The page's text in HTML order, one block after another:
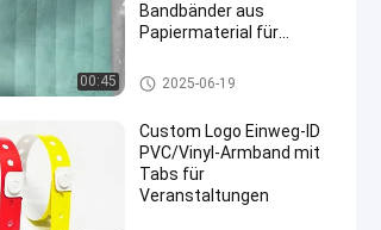
00:45
Bandbänder aus
Papiermaterial für
wasserdichte
Veranstaltungssicherheit
Tyvek-Papier-Armbänder
2025-06-19
Custom Logo Einweg-ID
PVC/Vinyl-Armband mit
Tabs für
Veranstaltungen